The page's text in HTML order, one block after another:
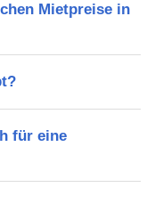
Mietpreise in
für eine